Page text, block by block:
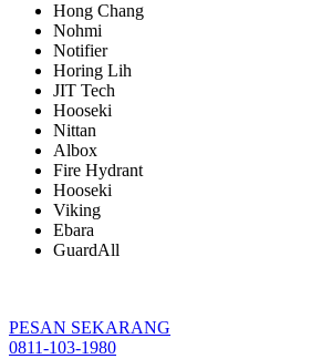
Hong Chang
Nohmi
Notifier
Horing Lih
JIT Tech
Hooseki
Nittan
Albox
Fire Hydrant
Hooseki
Viking
Ebara
GuardAll
PESAN SEKARANG
0811-103-1980